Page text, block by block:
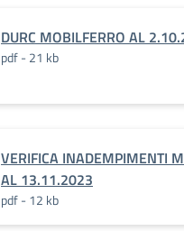
DURC MOBILFERRO AL
pdf - 21 kb
VERIFICA INADEMPIMENTI
AL 13.11.2023
pdf - 12 kb